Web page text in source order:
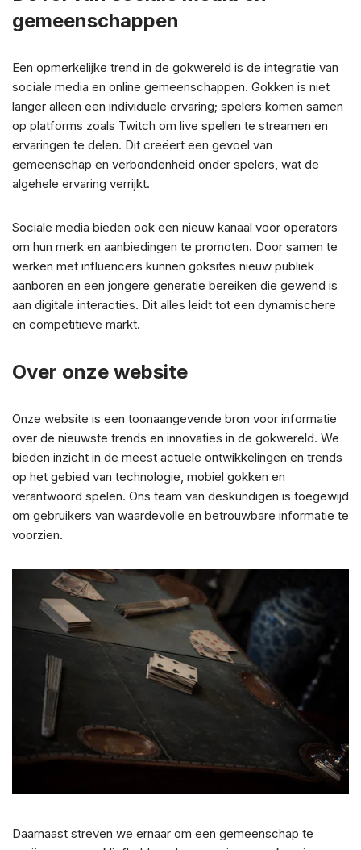
gemeenschappen
Een opmerkelijke trend in de gokwereld is de integratie van
sociale media en online gemeenschappen. Gokken is niet
langer alleen een individuele ervaring; spelers komen samen
op platforms zoals Twitch om live spellen te streamen en
ervaringen te delen. Dit creëert een gevoel van
gemeenschap en verbondenheid onder spelers, wat de
algehele ervaring verrijkt.
Sociale media bieden ook een nieuw kanaal voor operators
om hun merk en aanbiedingen te promoten. Door samen te
werken met influencers kunnen goksites nieuw publiek
aanboren en een jongere generatie bereiken die gewend is
aan digitale interacties. Dit alles leidt tot een dynamischere
en competitieve markt.
Over onze website
Onze website is een toonaangevende bron voor informatie
over de nieuwste trends en innovaties in de gokwereld. We
bieden inzicht in de meest actuele ontwikkelingen en trends
op het gebied van technologie, mobiel gokken en
verantwoord spelen. Ons team van deskundigen is toegewijd
om gebruikers van waardevolle en betrouwbare informatie te
voorzien.
Daarnaast streven we ernaar om een gemeenschap te